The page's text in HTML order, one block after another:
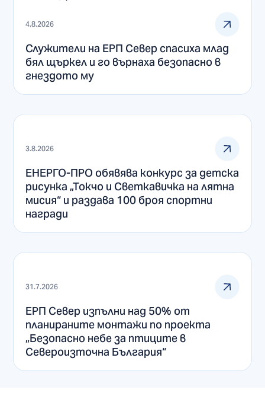
4.8.2026
Служители на ЕРП Север спасиха млад
бял щъркел и го върнаха безопасно в
гнездото му
3.8.2026
ЕНЕРГО-ПРО обявява конкурс за детска
рисунка „Токчо и Светкавичка на лятна
мисия“ и раздава 100 броя спортни
награди
31.7.2026
ЕРП Север изпълни над 50% от
планираните монтажи по проекта
„Безопасно небе за птиците в
Североизточна България“